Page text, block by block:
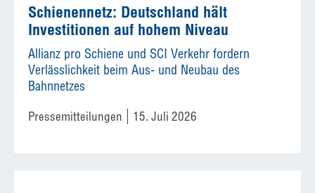
Schienennetz: Deutschland hält
Investitionen auf hohem Niveau
Allianz pro Schiene und SCI Verkehr fordern
Verlässlichkeit beim Aus- und Neubau des
Bahnnetzes
Pressemitteilungen 15. Juli 2026